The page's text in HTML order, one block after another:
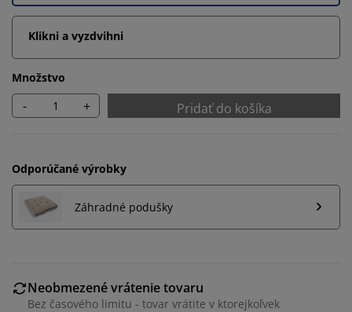
Klikni a vyzdvihni
Množstvo
- + Pridať do košíka
Odporúčané výrobky
Záhradné podušky
Neobmezené vrátenie tovaru
Bez časového limitu - tovar vrátite v ktorejkoľvek